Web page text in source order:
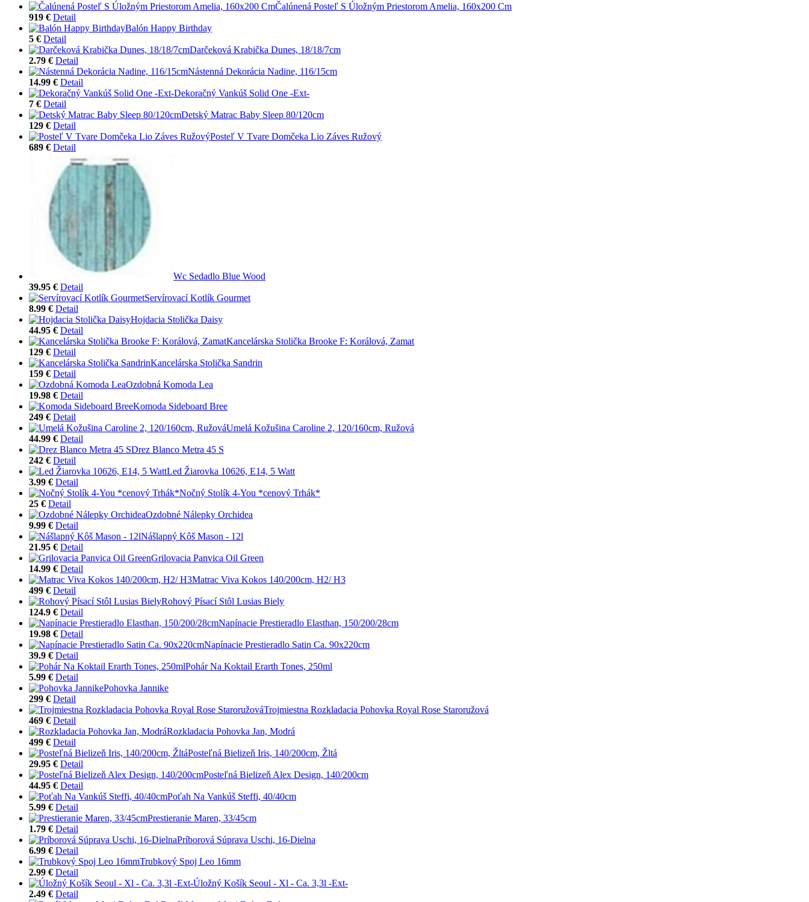
Čalúnená Posteľ S Úložným Priestorom Amelia, 160x200 Cm
919 € Detail
Balón Happy Birthday
5 € Detail
Darčeková Krabička Dunes, 18/18/7cm
2.79 € Detail
Nástenná Dekorácia Nadine, 116/15cm
14.99 € Detail
Dekoračný Vankúš Solid One -Ext-
7 € Detail
Detský Matrac Baby Sleep 80/120cm
129 € Detail
Posteľ V Tvare Domčeka Lio Záves Ružový
689 € Detail
Wc Sedadlo Blue Wood
39.95 € Detail
Servírovací Kotlík Gourmet
8.99 € Detail
Hojdacia Stolička Daisy
44.95 € Detail
Kancelárska Stolička Brooke F: Korálová, Zamat
129 € Detail
Kancelárska Stolička Sandrin
159 € Detail
Ozdobná Komoda Lea
19.98 € Detail
Komoda Sideboard Bree
249 € Detail
Umelá Kožušina Caroline 2, 120/160cm, Ružová
44.99 € Detail
Drez Blanco Metra 45 S
242 € Detail
Led Žiarovka 10626, E14, 5 Watt
3.99 € Detail
Nočný Stolík 4-You *cenový Trhák*
25 € Detail
Ozdobné Nálepky Orchidea
9.99 € Detail
Nášlapný Kôš Mason - 12l
21.95 € Detail
Grilovacia Panvica Oil Green
14.99 € Detail
Matrac Viva Kokos 140/200cm, H2/ H3
499 € Detail
Rohový Písací Stôl Lusias Biely
124.9 € Detail
Napínacie Prestieradlo Elasthan, 150/200/28cm
19.98 € Detail
Napínacie Prestieradlo Satin Ca. 90x220cm
39.9 € Detail
Pohár Na Koktail Erarth Tones, 250ml
5.99 € Detail
Pohovka Jannike
299 € Detail
Trojmiestna Rozkladacia Pohovka Royal Rose Staroružová
469 € Detail
Rozkladacia Pohovka Jan, Modrá
499 € Detail
Posteľná Bielizeň Iris, 140/200cm, Žltá
29.95 € Detail
Posteľná Bielizeň Alex Design, 140/200cm
44.95 € Detail
Poťah Na Vankúš Steffi, 40/40cm
5.99 € Detail
Prestieranie Maren, 33/45cm
1.79 € Detail
Príborová Súprava Uschi, 16-Dielna
6.99 € Detail
Trubkový Spoj Leo 16mm
2.99 € Detail
Úložný Košík Seoul - Xl - Ca. 3,3l -Ext-
2.49 € Detail